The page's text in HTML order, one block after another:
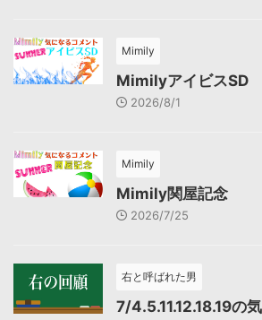
Mimily
MimilyアイビスSD
2026/8/1
Mimily
Mimily関屋記念
2026/7/25
右と呼ばれた男
7/4.5.11.12.18.19の